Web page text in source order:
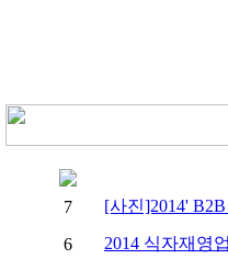
7 [사진]2014'
6 2014 식자재영